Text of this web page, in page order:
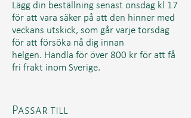
Lägg din beställning senast onsdag kl 17
för att vara säker på att den hinner med
veckans utskick, som går varje torsdag
för att försöka nå dig innan
helgen. Handla för över 800 kr för att få
fri frakt inom Sverige.
Passar till